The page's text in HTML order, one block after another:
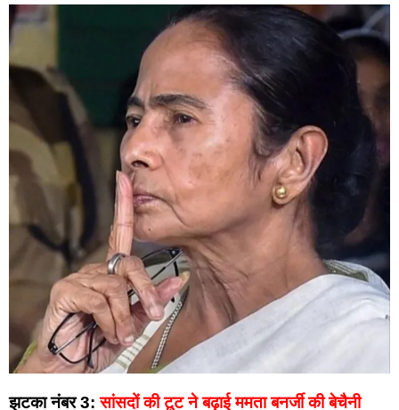
झटका नंबर 3: सांसदों की टूट ने बढ़ाई ममता बनर्जी की बेचैनी